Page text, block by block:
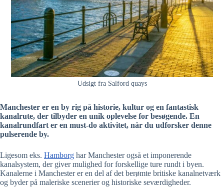
Udsigt fra Salford quays
Manchester er en by rig på historie, kultur og en fantastisk
kanalrute, der tilbyder en unik oplevelse for besøgende. En
kanalrundfart er en must-do aktivitet, når du udforsker denne
pulserende by.
Ligesom eks. Hamborg har Manchester også et imponerende
kanalsystem, der giver mulighed for forskellige ture rundt i byen.
Kanalerne i Manchester er en del af det berømte britiske kanalnetværk
og byder på maleriske scenerier og historiske seværdigheder.